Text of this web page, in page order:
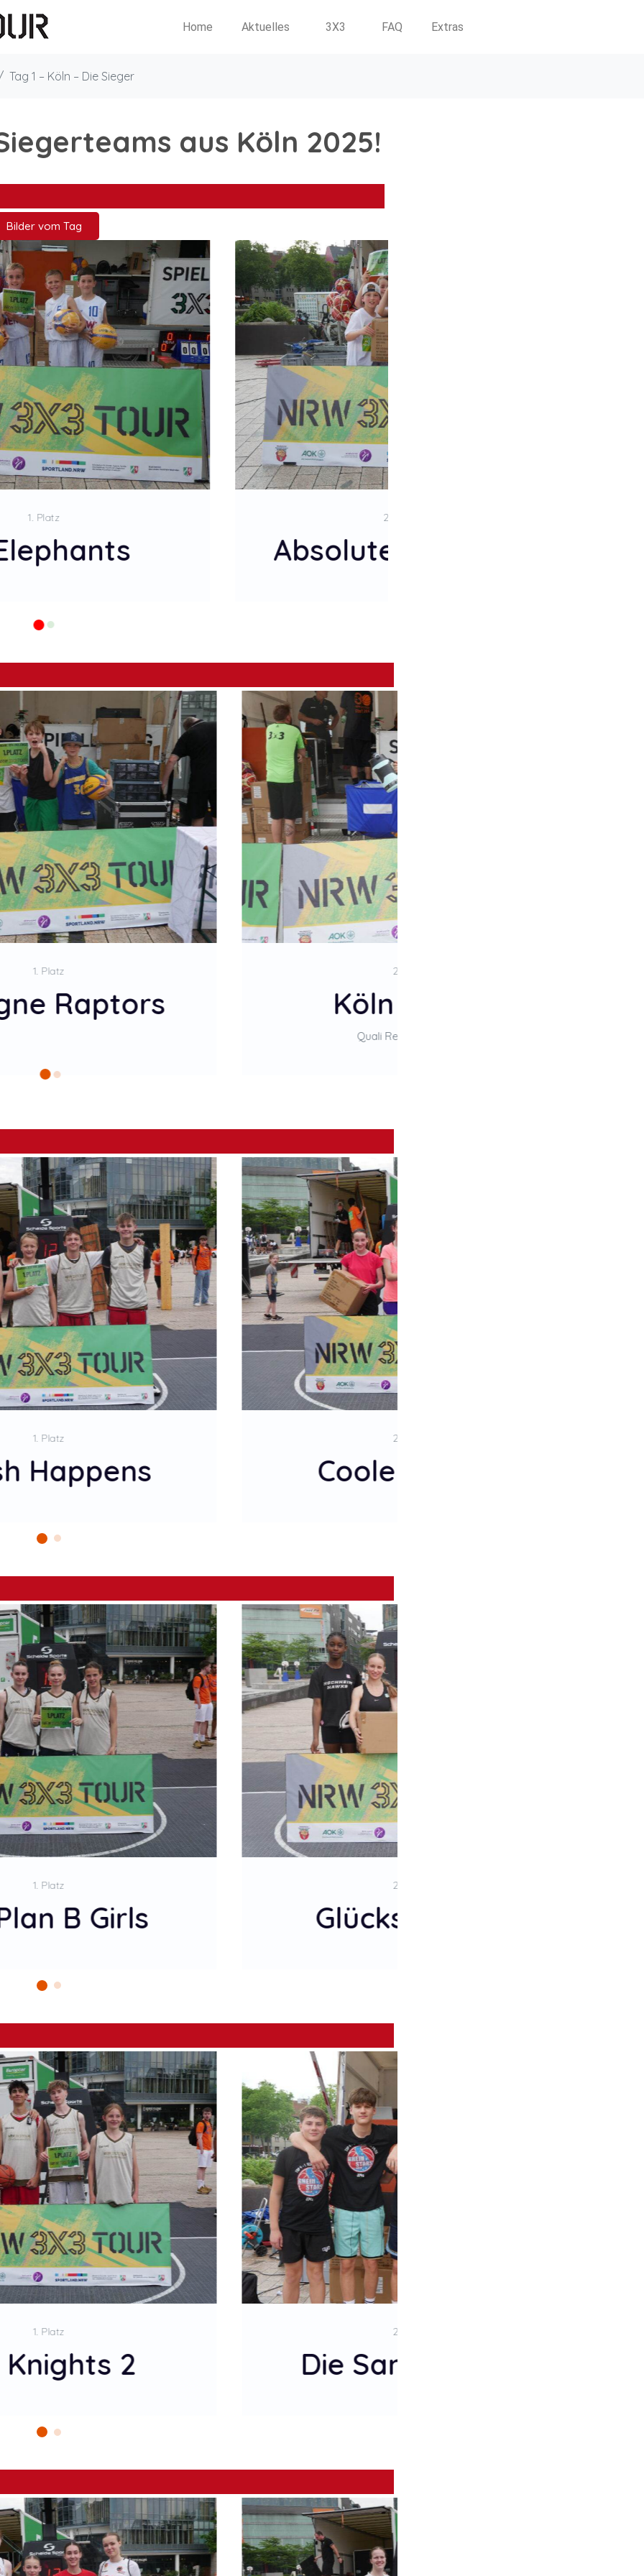
Home Aktuelles 3X3 FAQ Extras
Tag 1 – Köln – Die Sieger
aus Köln 2025!
Bilder vom Tag
Beginner
2. Platz
Lil`Elephants
1. Platz
BG Go
2. Platz
Cologne Raptors
1. Platz
Socken
2. Platz
Swish Happens
1. Platz
2. Platz
No Plan B Girls
1. Platz
2. Platz
BG Knights 2
1. Platz